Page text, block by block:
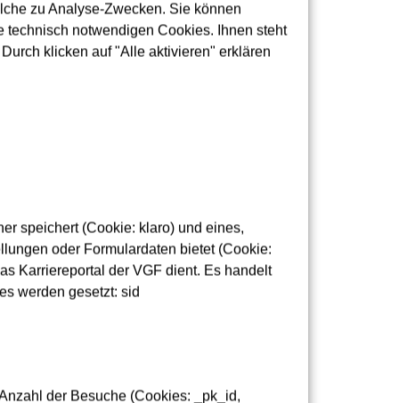
Sie verkehren von der U-Bahnstation
von den U-Bahnlinien U2 und U8) und
In den Bussen werden keine
nach Ginnheim. Dort stehen die
seltener, sondern planmäßig wie
der größere Busse verkehren.
wird von den beiden Stadtteilen eine
28 über Harheim hinaus bis Nieder-
weitere Verbindung zur U-Bahnstation
gefahren werden.
sein: Die Buslinie S6E verbindet zwischen
zu Analyse-Zwecken. Sie können
notwendigen Cookies. Ihnen steht
klicken auf "Alle aktivieren" erklären
speichert (Cookie: klaro) und eines,
oder Formulardaten bietet (Cookie:
Karriereportal der VGF dient. Es handelt
werden gesetzt: sid
der Besuche (Cookies: _pk_id,